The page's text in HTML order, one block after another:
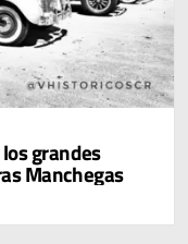
grandes
Manchegas